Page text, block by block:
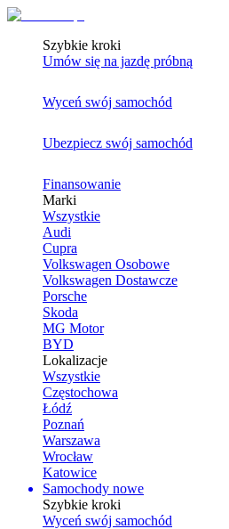
Szybkie kroki
Umów się na jazdę próbną
Wyceń swój samochód
Ubezpiecz swój samochód
Finansowanie
Marki
Wszystkie
Audi
Cupra
Volkswagen Osobowe
Volkswagen Dostawcze
Porsche
Skoda
MG Motor
BYD
Lokalizacje
Wszystkie
Częstochowa
Łódź
Poznań
Warszawa
Wrocław
Katowice
Samochody nowe
Szybkie kroki
Wyceń swój samochód